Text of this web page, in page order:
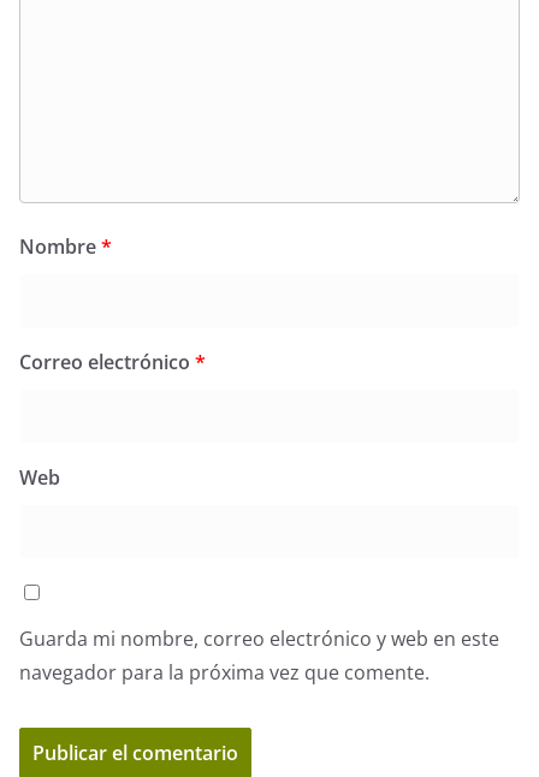
Nombre*
Correo electrónico *
Web
Guarda mi nombre, correo electrónico y web en este
navegador para la próxima vez que comente.